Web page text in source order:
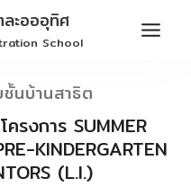
ละอออุทิศ
School
ชั้นบ้านสาธิต
รงการ SUMMER
KINDERGARTEN
(L.I.)